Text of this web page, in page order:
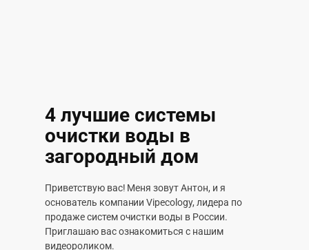
4 лучшие системы
очистки воды в
загородный дом
Приветствую вас! Меня зовут Антон, и я
основатель компании Vipecology, лидера по
продаже систем очистки воды в России.
Приглашаю вас ознакомиться с нашим
видеороликом.